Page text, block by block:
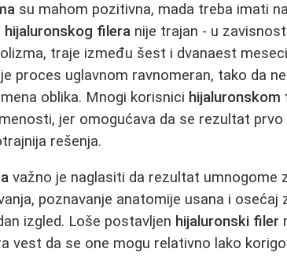
su mahom pozitivna, mada treba imati
hijaluronskog filera nije trajan - u
traje između šest i dvanaest
proces uglavnom ravnomeran, tako da
oblika. Mnogi korisnici hijaluronskom
jer omogućava da se rezultat prvo
rešenja.
važno je naglasiti da rezultat umnogome
poznavanje anatomije usana i osećaj
izgled. Loše postavljen hijaluronski filer
vest da se one mogu relativno lako